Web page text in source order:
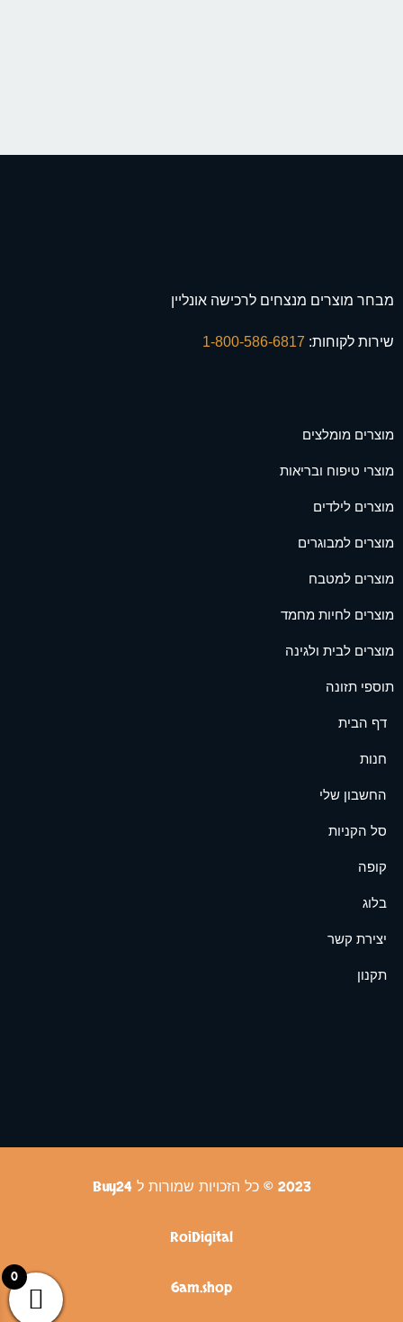
מבחר מוצרים מנצחים לרכישה אונליין
שירות לקוחות:
מוצרים מומלצים
מוצרי טיפוח ובריאות
מוצרים לילדים
מוצרים למבוגרים
מוצרים למטבח
מוצרים לחיות מחמד
מוצרים לבית ולגינה
תוספי תזונה
דף הבית
חנות
החשבון שלי
סל הקניות
קופה
בלוג
יצירת קשר
תקנון
2023 © כל הזכויות שמורות ל Buy24
RoiDigital
6am.shop
0